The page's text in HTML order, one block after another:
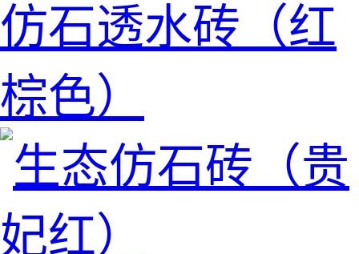
仿石透水砖（红
棕色）